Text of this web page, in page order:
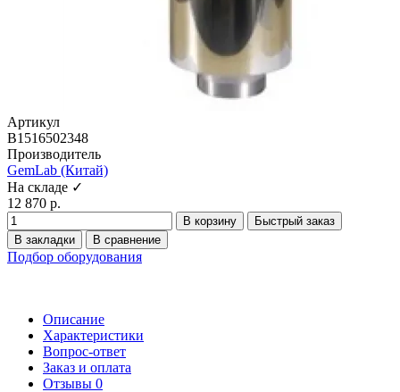
Артикул
B1516502348
Производитель
GemLab (Китай)
На складе ✓
12 870 р.
В корзину
Быстрый заказ
В закладки
В сравнение
Подбор оборудования
Описание
Характеристики
Вопрос-ответ
Заказ и оплата
Отзывы 0